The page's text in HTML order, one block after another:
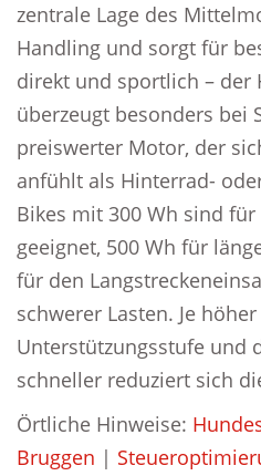
zentrale Lage des
Handling und sorgt für
direkt und sportlich –
überzeugt besonders bei
preiswerter Motor, der
anfühlt als Hinterrad-
Bikes mit 300 Wh sind für
geeignet, 500 Wh für
für den
schwerer Lasten. Je
Unterstützungsstufe und
schneller reduziert sich
Örtliche Hinweise:
Bruggen |